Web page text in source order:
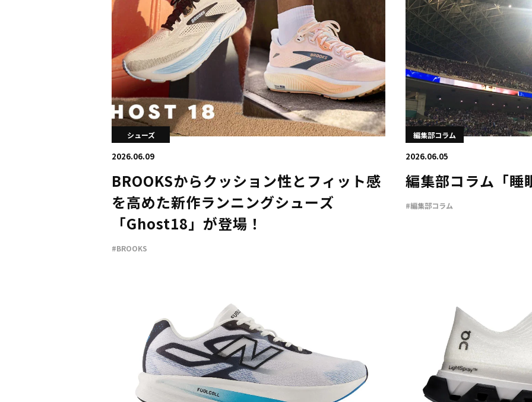
シューズ
2026.06.09
BROOKSからクッション性とフィット感
を高めた新作ランニングシューズ
「Ghost18」が登場！
#BROOKS
編集部コラム
2026.06.05
編集部コラム「睡
#編集部コラム